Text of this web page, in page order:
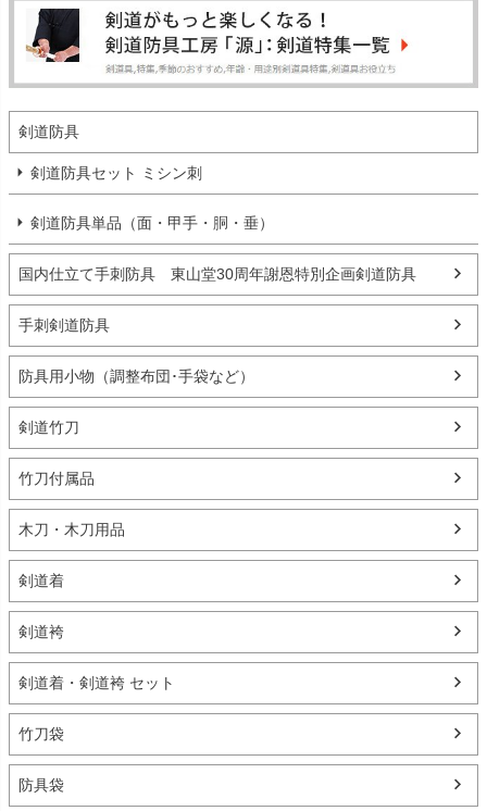
剣道防具
剣道防具セット ミシン刺
剣道防具単品（面・甲手・胴・垂）
国内仕立て手刺防具 東山堂30周年謝恩特別企画剣道防具
手刺剣道防具
防具用小物（調整布団･手袋など）
剣道竹刀
竹刀付属品
木刀・木刀用品
剣道着
剣道袴
剣道着・剣道袴 セット
竹刀袋
防具袋